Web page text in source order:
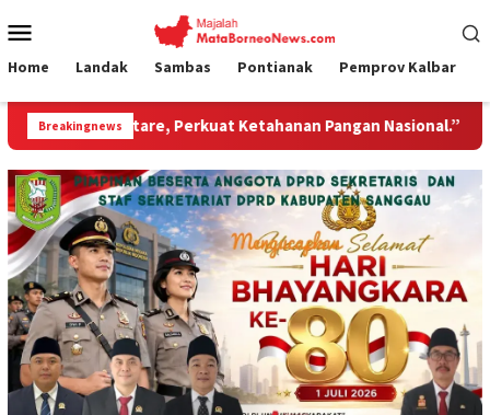
ke
Mobile
Home Landak Sambas Pontianak Pemprov Kalbar
Breakingnews
Perkuat Ketahanan Pangan Nasional.” Jembatan